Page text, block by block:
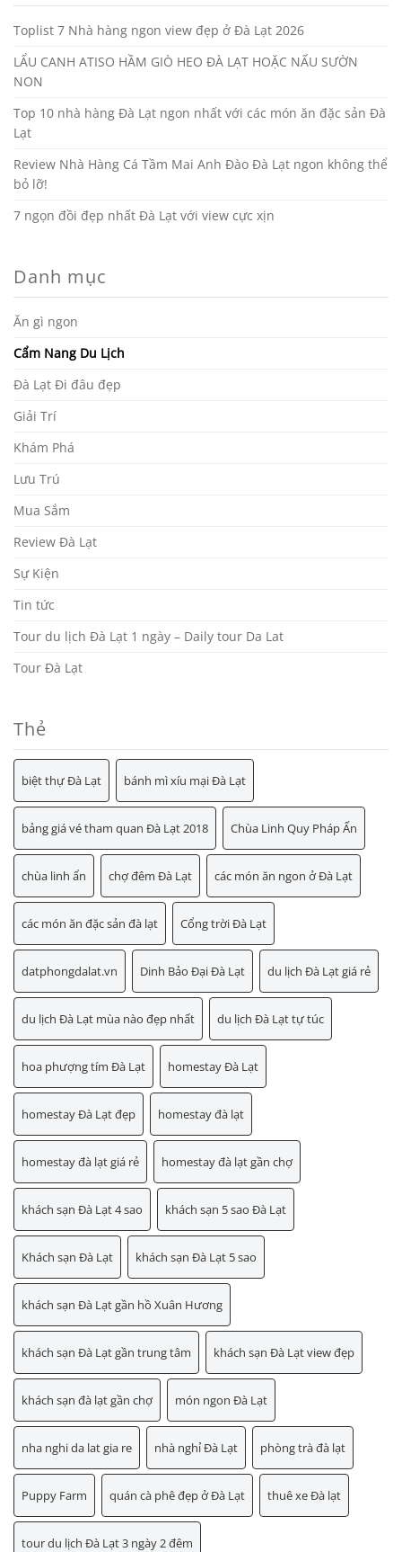
Toplist 7 Nhà hàng ngon view đẹp ở Đà Lạt 2026
LẨU CANH ATISO HẦM GIÒ HEO ĐÀ LẠT HOẶC NẤU SƯỜN
NON
Top 10 nhà hàng Đà Lạt ngon nhất với các món ăn đặc sản Đà
Lạt
Review Nhà Hàng Cá Tầm Mai Anh Đào Đà Lạt ngon không thể
bỏ lỡ!
7 ngọn đồi đẹp nhất Đà Lạt với view cực xịn
Danh mục
Ăn gì ngon
Cẩm Nang Du Lịch
Đà Lạt Đi đâu đẹp
Giải Trí
Khám Phá
Lưu Trú
Mua Sắm
Review Đà Lạt
Sự Kiện
Tin tức
Tour du lịch Đà Lạt 1 ngày – Daily tour Da Lat
Tour Đà Lạt
Thẻ
biệt thự Đà Lạt bánh mì xíu mại Đà Lạt
bảng giá vé tham quan Đà Lạt 2018 Chùa Linh Quy Pháp Ấn
chùa linh ẩn chợ đêm Đà Lạt các món ăn ngon ở Đà Lạt
các món ăn đặc sản đà lạt Cổng trời Đà Lạt
datphongdalat.vn Dinh Bảo Đại Đà Lạt du lịch Đà Lạt giá rẻ
du lịch Đà Lạt mùa nào đẹp nhất du lịch Đà Lạt tự túc
hoa phượng tím Đà Lạt homestay Đà Lạt
homestay Đà Lạt đẹp homestay đà lạt
homestay đà lạt giá rẻ homestay đà lạt gần chợ
khách sạn Đà Lạt 4 sao khách sạn 5 sao Đà Lạt
Khách sạn Đà Lạt khách sạn Đà Lạt 5 sao
khách sạn Đà Lạt gần hồ Xuân Hương
khách sạn Đà Lạt gần trung tâm khách sạn Đà Lạt view đẹp
khách sạn đà lạt gần chợ món ngon Đà Lạt
nha nghi da lat gia re nhà nghỉ Đà Lạt phòng trà đà lạt
Puppy Farm quán cà phê đẹp ở Đà Lạt thuê xe Đà lạt
tour du lịch Đà Lạt 3 ngày 2 đêm